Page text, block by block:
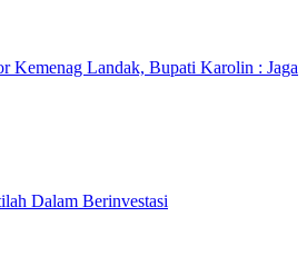
Kemenag Landak, Bupati Karolin : Jaga
Dalam Berinvestasi